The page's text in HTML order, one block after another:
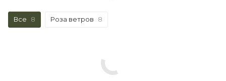
Все 8 Роза ветров 8